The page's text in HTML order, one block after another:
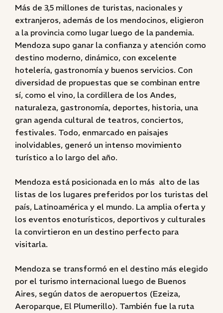
Más de 3,5 millones de turistas, nacionales y
extranjeros, además de los mendocinos, eligieron
a la provincia como lugar luego de la pandemia.
Mendoza supo ganar la confianza y atención como
destino moderno, dinámico, con excelente
hotelería, gastronomía y buenos servicios. Con
diversidad de propuestas que se combinan entre
sí, como el vino, la cordillera de los Andes,
naturaleza, gastronomía, deportes, historia, una
gran agenda cultural de teatros, conciertos,
festivales. Todo, enmarcado en paisajes
inolvidables, generó un intenso movimiento
turístico a lo largo del año.
Mendoza está posicionada en lo más alto de las
listas de los lugares preferidos por los turistas del
país, Latinoamérica y el mundo. La amplia oferta y
los eventos enoturísticos, deportivos y culturales
la convirtieron en un destino perfecto para
visitarla.
Mendoza se transformó en el destino más elegido
por el turismo internacional luego de Buenos
Aires, según datos de aeropuertos (Ezeiza,
Aeroparque, El Plumerillo). También fue la ruta